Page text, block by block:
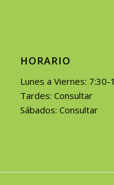
HORARIO
Lunes a Viernes:
Tardes: Consultar
Sábados: Consultar